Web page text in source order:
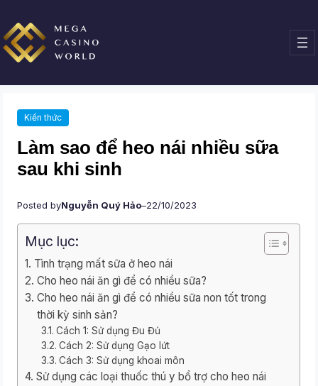
đến
phần
nội
dung
Kiến thức
Làm sao để heo nái nhiều sữa
sau khi sinh
Posted byNguyễn Quý Hảo–22/10/2023
Mục lục:
Tình trạng mất sữa ở heo nái
Cho heo nái ăn gì để có nhiều sữa?
Cho heo nái ăn gì để có nhiều sữa non tốt trong
thời kỳ sinh sản?
Cách 1: Sử dụng Đu Đủ
Cách 2: Sử dụng Gạo lứt
Cách 3: Sử dụng khoai môn
Sử dụng các loại thuốc thú y bổ trợ cho heo nái